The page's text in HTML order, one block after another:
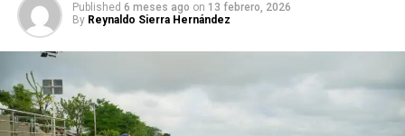
Published 6 meses ago on 13 febrero, 2026
By Reynaldo Sierra Hernández